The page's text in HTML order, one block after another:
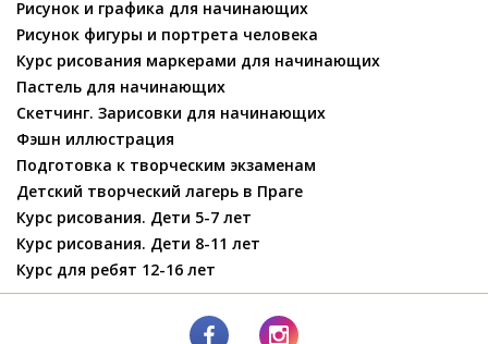
Рисунок и графика для начинающих
Рисунок фигуры и портрета человека
Курс рисования маркерами для начинающих
Пастель для начинающих
Скетчинг. Зарисовки для начинающих
Фэшн иллюстрация
Подготовка к творческим экзаменам
Детский творческий лагерь в Праге
Курс рисования. Дети 5-7 лет
Курс рисования. Дети 8-11 лет
Курс для ребят 12-16 лет